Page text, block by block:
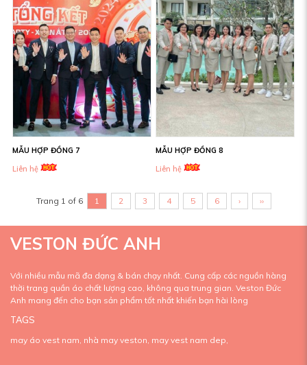
MẪU HỢP ĐỒNG 7
Liên hệ
MẪU HỢP ĐỒNG 8
Liên hệ
Trang 1 of 6 1 2 3 4 5 6 › ››
VESTON ĐỨC ANH
Với nhiều mẫu mã đa dạng & bán chạy nhất. Cung cấp các nguồn hàng
thời trang quần áo chất lượng cao, không qua trung gian. Veston Đức
Anh mang đến cho bạn sản phẩm tốt nhất khiến bạn hài lòng
TAGS
may áo vest nam, nhà may veston, may vest nam dep,